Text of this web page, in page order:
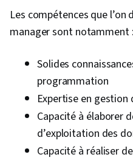
décision
des données,
analytiques,
de formation,
Les compétences que
manager sont notamment :
Solides
programmation
Expertise en gestion
Capacité à élaborer
d’exploitation des
Capacité à réaliser